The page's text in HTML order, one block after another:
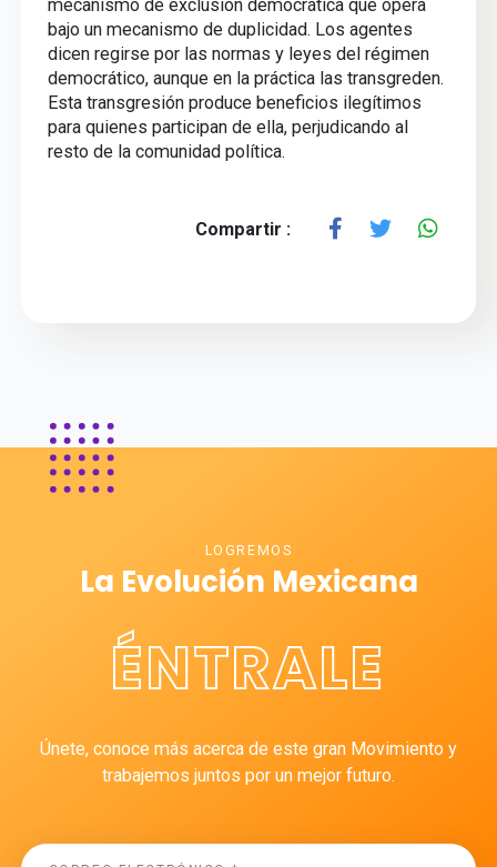
mecanismo de exclusión democrática que opera
bajo un mecanismo de duplicidad. Los agentes
dicen regirse por las normas y leyes del régimen
democrático, aunque en la práctica las transgreden.
Esta transgresión produce beneficios ilegítimos
para quienes participan de ella, perjudicando al
resto de la comunidad política.
Compartir :
LOGREMOS
La Evolución Mexicana
ÉNTRALE
Únete, conoce más acerca de este gran Movimiento y
trabajemos juntos por un mejor futuro.